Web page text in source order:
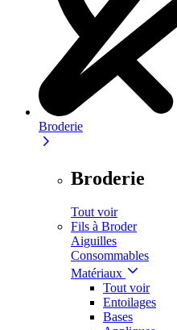
Broderie
Broderie
Tout voir
Fils à Broder
Aiguilles
Consommables
Matériaux
Tout voir
Entoilages
Bases